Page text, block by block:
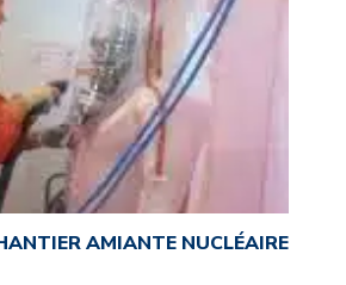
AMIANTE NUCLÉAIRE